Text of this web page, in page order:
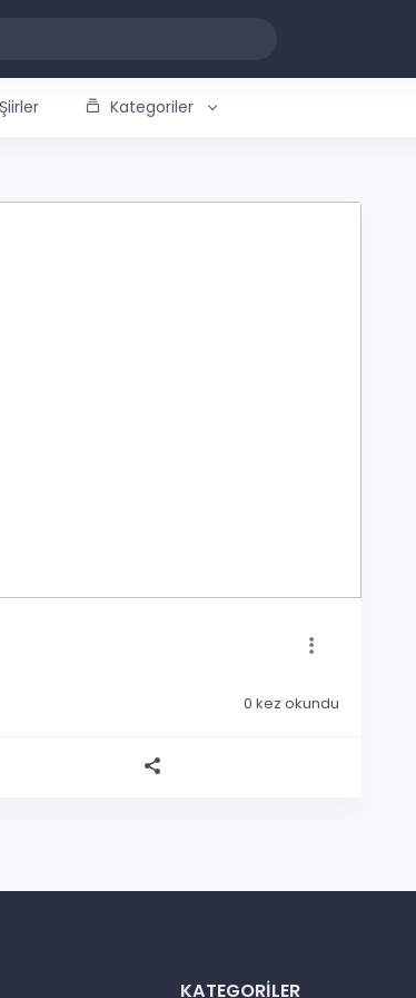
Şiirler Kategoriler
0 kez okundu
KATEGORILER